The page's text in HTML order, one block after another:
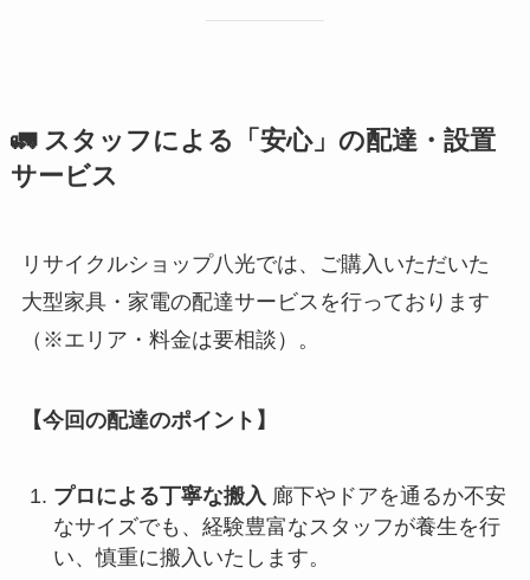
🚛 スタッフによる「安心」の配達・設置
サービス
リサイクルショップ八光では、ご購入いただいた
大型家具・家電の配達サービスを行っております
（※エリア・料金は要相談）。
【今回の配達のポイント】
プロによる丁寧な搬入 廊下やドアを通るか不安
なサイズでも、経験豊富なスタッフが養生を行
い、慎重に搬入いたします。